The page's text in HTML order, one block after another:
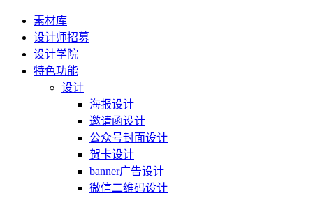
素材库
设计师招募
设计学院
特色功能
设计
海报设计
邀请函设计
公众号封面设计
贺卡设计
banner广告设计
微信二维码设计